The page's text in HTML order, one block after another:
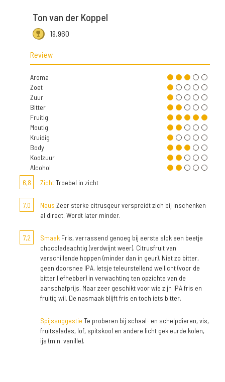
Ton van der Koppel
19.960
Review
Aroma
Zoet
Zuur
Bitter
Fruitig
Moutig
Kruidig
Body
Koolzuur
Alcohol
6,8
ZichtTroebel in zicht
7,0 Neus Zeer sterke citrusgeur verspreidt zich bij inschenken
al direct. Wordt later minder.
7,2 Smaak Fris, verrassend genoeg bij eerste slok een beetje
chocoladeachtig (verdwijnt weer). Citrusfruit van
verschillende hoppen (minder dan in geur). Niet zo bitter,
geen doorsnee IPA. Ietsje teleurstellend wellicht (voor de
bitter liefhebber) in verwachting ten opzichte van de
aanschafprijs. Maar zeer geschikt voor wie zijn IPA fris en
fruitig wil. De nasmaak blijft fris en toch iets bitter.
Spijssuggestie Te proberen bij schaal- en schelpdieren, vis,
fruitsalades, lof, spitskool en andere licht gekleurde kolen,
ijs (m.n. vanille).